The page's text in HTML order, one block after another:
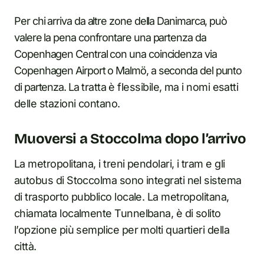
Per chi arriva da altre zone della Danimarca, può
valere la pena confrontare una partenza da
Copenhagen Central con una coincidenza via
Copenhagen Airport o Malmö, a seconda del punto
di partenza. La tratta è flessibile, ma i nomi esatti
delle stazioni contano.
Muoversi a Stoccolma dopo l’arrivo
La metropolitana, i treni pendolari, i tram e gli
autobus di Stoccolma sono integrati nel sistema
di trasporto pubblico locale. La metropolitana,
chiamata localmente Tunnelbana, è di solito
l’opzione più semplice per molti quartieri della
città.